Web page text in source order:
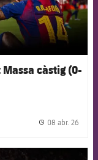
càstig (0-
08 abr. 26
badge